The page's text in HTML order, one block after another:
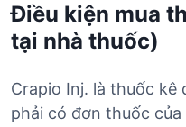
Điều kiện mua
tại nhà thuốc)
Crapio Inj. là thuốc kê
phải có đơn thuốc của